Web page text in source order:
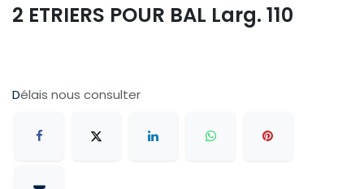
2 ETRIERS POUR BAL Larg. 110
Délais nous consulter